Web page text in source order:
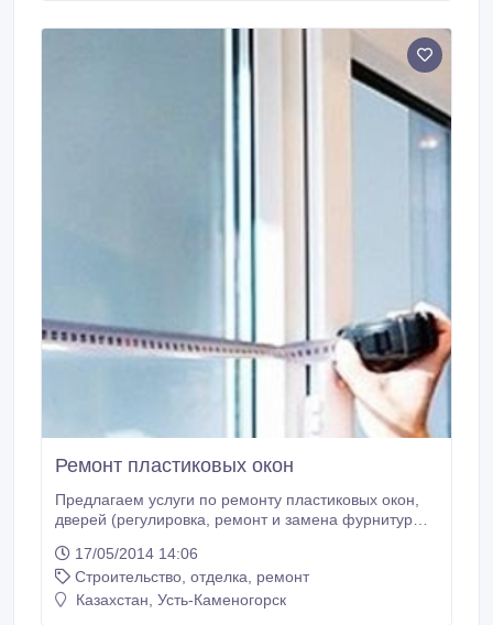
Ремонт пластиковых окон
Предлагаем услуги по ремонту пластиковых окон,
дверей (регулировка, ремонт и замена фурнитуры,
герметизация окон ПВХ, устранение ошибок
монтажа и т. д. ). Установка пластиковых откосов,
отливов, москитных сеток. Качественно в короткие
17/05/2014 14:06
Строительство, отделка, ремонт
Казахстан, Усть-Каменогорск